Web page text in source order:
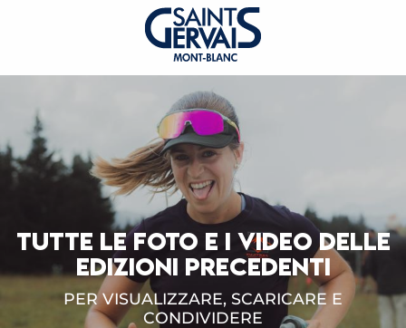
TUTTE LE FOTO E I VIDEO DELLE
EDIZIONI PRECEDENTI
PER VISUALIZZARE, SCARICARE E
CONDIVIDERE